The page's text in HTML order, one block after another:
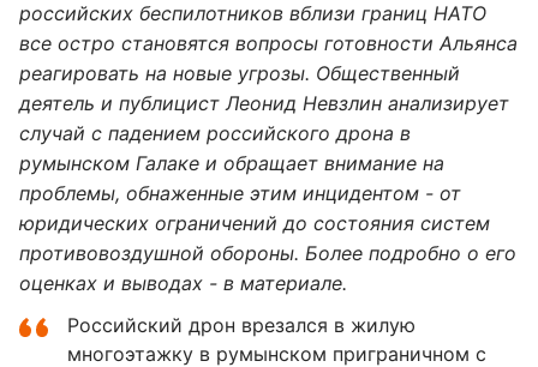
российских беспилотников вблизи границ НАТО
все остро становятся вопросы готовности Альянса
реагировать на новые угрозы. Общественный
деятель и публицист Леонид Невзлин анализирует
случай с падением российского дрона в
румынском Галаке и обращает внимание на
проблемы, обнаженные этим инцидентом - от
юридических ограничений до состояния систем
противовоздушной обороны. Более подробно о его
оценках и выводах - в материале.
Российский дрон врезался в жилую
многоэтажку в румынском приграничном с